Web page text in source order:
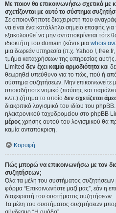
Με ποιον θα επικοινωνήσω σχετικά με
σχετίζονται με αυτό το σύστημα
Σε οποιονδήποτε διαχειριστή που
να είναι ένα κατάλληλο σημείο επαφής
εξακολουθεί να μην ανταποκρίνεται τότε
ιδιοκτήτη του domain (κάντε μια whois
μια δωρεάν υπηρεσία (π.χ. Yahoo !,
τμήμα καταχρήσεων της υπηρεσίας
Limited δεν έχει καμία αρμοδιότητα και
θεωρηθεί υπεύθυνο για το πώς, πού ή από
σύστημα συζητήσεων. Μην επικοινωνείτε
οποιαδήποτε νομικό (παύσης και
κλπ.) ζήτημα το οποίο δεν σχετίζεται
διακριτικό λογισμικό του ιδίου του
ηλεκτρονικού ταχυδρομείου στο phpBB
μέρος χρήσης αυτού του λογισμικού θα
καμία ανταπόκριση.
Κορυφή
Πώς μπορώ να επικοινωνήσω με τον
συζητήσεων;
Όλα τα μέλη του συστήματος
φόρμα “Επικοινωνήστε μαζί μας”, εάν η
διαχειριστή του συστήματος συζητήσεων.
Τα μέλη του συστήματος συζητήσεων